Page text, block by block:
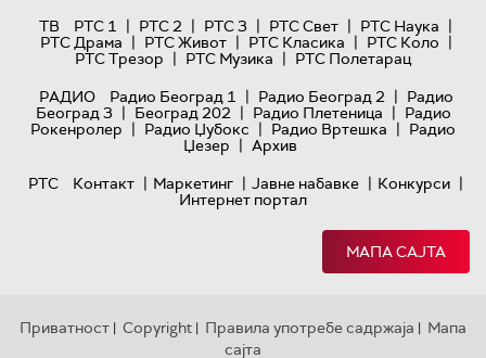
ТВ
РТС 1 | РТС 2 | РТС 3 | РТС Свет | РТС Наука |
РТС Драма | РТС Живот | РТС Класика | РТС Коло |
РТС Трезор | РТС Музика | РТС Полетарац
РАДИО
Радио Београд 1 | Радио Београд 2 | Радио
Београд 3 | Београд 202 | Радио Плетеница | Радио
Рокенролер | Радио Џубокс | Радио Вртешка | Радио
Џезер | Архив
РТС
Контакт | Маркетинг | Јавне набавке | Конкурси |
Интернет портал
МАПА САЈТА
Приватност | Copyright | Правила употребе садржаја | Мапа
сајта